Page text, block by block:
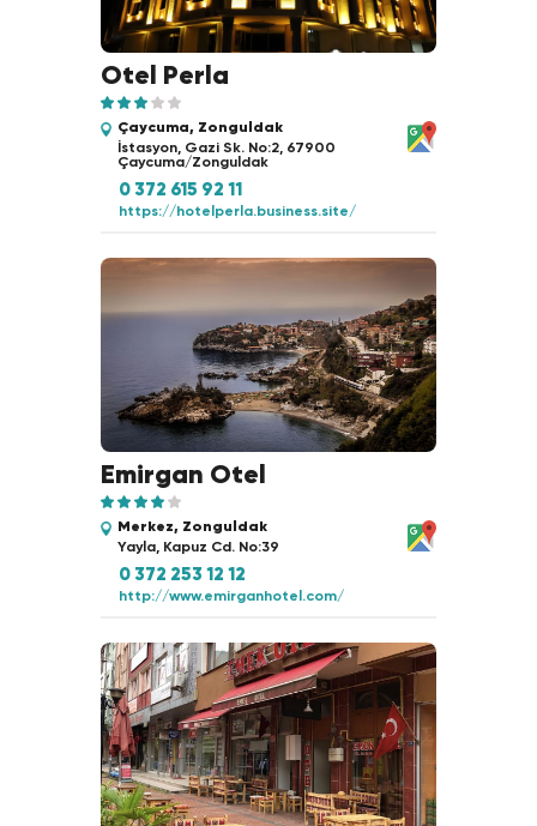
Otel Perla
Çaycuma, Zonguldak
İstasyon, Gazi Sk. No:2, 67900
Çaycuma/Zonguldak
0 372 615 92 11
https://hotelperla.business.site/
Emirgan Otel
Merkez, Zonguldak
Yayla, Kapuz Cd. No:39
0 372 253 12 12
http://www.emirganhotel.com/